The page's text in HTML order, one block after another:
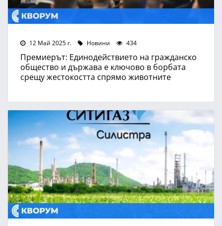
12 Май 2025 г. Новини 434
Премиерът: Единодействието на гражданско
общество и държава е ключово в борбата
срещу жестокостта спрямо животните